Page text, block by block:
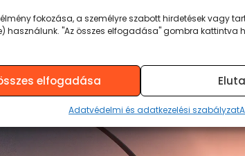
fokozása, a személyre szabott hirdetések vagy
használunk. "Az összes elfogadása" gombra kattintva
elfogadása
Adatvédelmi és adatkezelési szabályzat
21.990Ft
KOSÁRBA TESZEM